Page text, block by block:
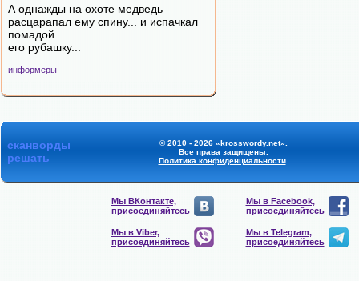
А однажды на охоте медведь
расцарапал ему спину... и испачкал
помадой
его рубашку...
информеры
сканворды
решать
© 2010 - 2026 «krosswordy.net».
Все права защищены.
Политика конфиденциальности.
Мы ВКонтакте,
присоединяйтесь
Мы в Facebook,
присоединяйтесь
Мы в Viber,
присоединяйтесь
Мы в Telegram,
присоединяйтесь